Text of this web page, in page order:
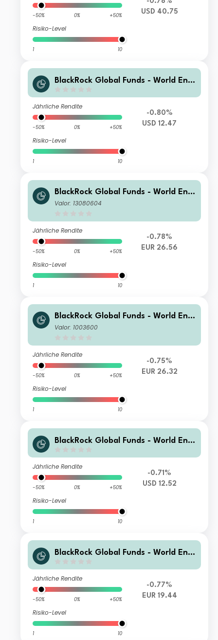
-50% 0% +50%
Risiko-Level
1 10
USD 40.75
BlackRock Global Funds - World Ener
Jährliche Rendite
-50% 0% +50%
Risiko-Level
1 10
-0.80%
USD 12.47
BlackRock Global Funds - World Ener
gy Fund D4
Valor: 13080604
Jährliche Rendite
-50% 0% +50%
Risiko-Level
1 10
-0.78%
EUR 26.56
BlackRock Global Funds - World Ener
gy Fund A4
Valor: 1003600
Jährliche Rendite
-50% 0% +50%
Risiko-Level
1 10
-0.75%
EUR 26.32
BlackRock Global Funds - World Ener
Jährliche Rendite
-50% 0% +50%
Risiko-Level
1 10
-0.71%
USD 12.52
BlackRock Global Funds - World Ener
Jährliche Rendite
-50% 0% +50%
Risiko-Level
1 10
-0.77%
EUR 19.44